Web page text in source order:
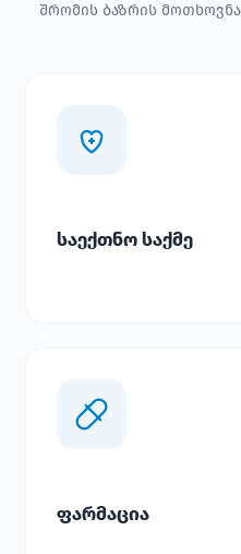
შრომის ბაზრის
საექთნო საქმე
ფარმაცია